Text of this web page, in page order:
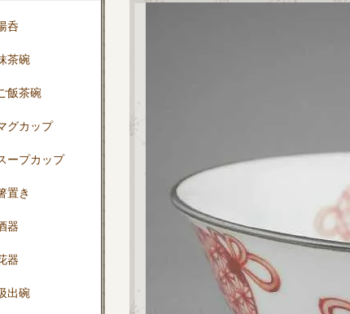
呑
茶碗
飯茶碗
グカップ
ープカップ
置き
器
器
出碗